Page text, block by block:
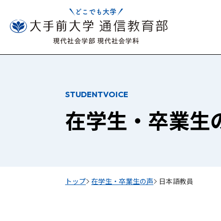
STUDENTVOICE
在学生・卒業生
トップ 在学生・卒業生の声 日本語教員